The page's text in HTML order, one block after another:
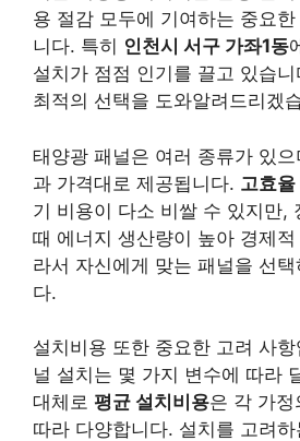
용 절감 모두에 기여하는 중요
니다. 특히 인천시 서구 가좌1동
설치가 점점 인기를 끌고 있습
최적의 선택을 도와알려드리겠
태양광 패널은 여러 종류가 있
과 가격대로 제공됩니다. 고효율
기 비용이 다소 비쌀 수 있지만,
때 에너지 생산량이 높아 경제
라서 자신에게 맞는 패널을 선
다.
설치비용 또한 중요한 고려 사
널 설치는 몇 가지 변수에 따라
대체로 평균 설치비용은 각 가정
따라 다양합니다. 설치를 고려